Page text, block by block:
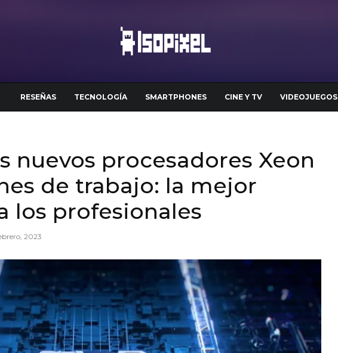
RESEÑAS TECNOLOGÍA SMARTPHONES CINE Y TV VIDEOJUEGOS
nuevos procesadores Xeon
de trabajo: la mejor
los profesionales
2023